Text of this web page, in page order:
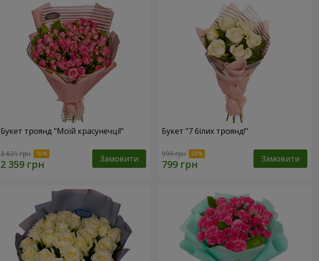
Букет троянд "Моїй красунечці!"
2 621 грн Замовити
Букет "7 білих троянд!"
999 грн Замовити